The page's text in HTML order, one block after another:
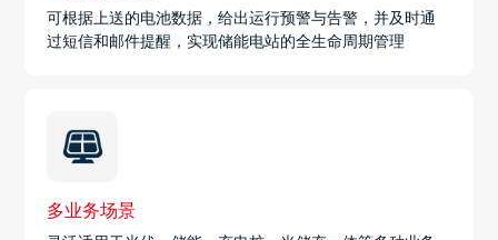
可根据上送的电池数据，给出运行预警与告警，并及时通
过短信和邮件提醒，实现储能电站的全生命周期管理
多业务场景